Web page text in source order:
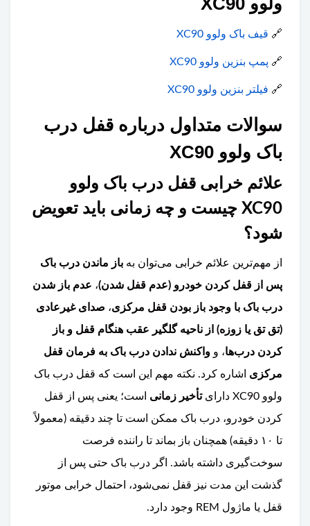
🔗 قیف باک ولوو XC90
🔗 پمپ بنزین ولوو XC90
🔗 فیلتر بنزین ولوو XC90
سوالات متداول درباره قفل درب
باک ولوو XC90
علائم خرابی قفل درب باک ولوو
XC90 چیست و چه زمانی باید تعویض
شود؟
از مهم‌ترین علائم خرابی می‌توان به باز ماندن درب باک
پس از قفل کردن خودرو (عدم قفل شدن)، عدم باز شدن
درب باک با وجود باز بودن قفل مرکزی، صدای غیرعادی
(تق تق یا زوزه) از ناحیه گلگیر عقب هنگام قفل و باز
کردن درب‌ها، و واکنش ندادن درب باک به فرمان قفل
مرکزی اشاره کرد. نکته مهم این است که قفل درب باک
ولوو XC90 دارای
تأخیر زمانی است؛ یعنی پس از قفل
کردن خودرو، درب باک ممکن است تا چند دقیقه (معمولاً
تا ۱۰ دقیقه) همچنان باز بماند تا راننده فرصت
سوخت‌گیری داشته باشد. اگر درب باک حتی پس از
گذشت این مدت نیز قفل نمی‌شود، احتمال خرابی موتور
قفل یا ماژول REM وجود دارد.